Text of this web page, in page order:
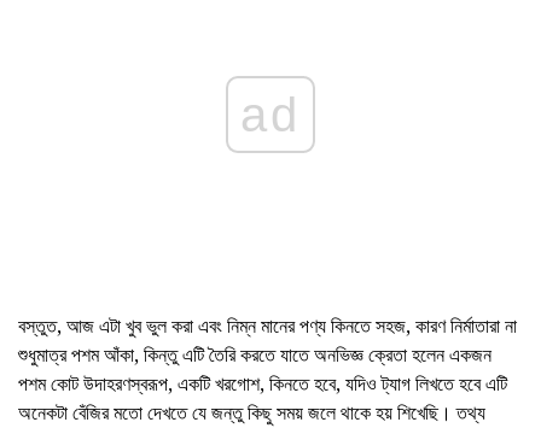
ad
বস্তুত, আজ এটা খুব ভুল করা এবং নিম্ন মানের পণ্য কিনতে সহজ, কারণ নির্মাতারা না
শুধুমাত্র পশম আঁকা, কিন্তু এটি তৈরি করতে যাতে অনভিজ্ঞ ক্রেতা হলেন একজন
পশম কোট উদাহরণস্বরূপ, একটি খরগোশ, কিনতে হবে, যদিও ট্যাগ লিখতে হবে এটি
অনেকটা বেঁজির মতো দেখতে যে জন্তু কিছু সময় জলে থাকে হয় শিখেছি। তথ্য